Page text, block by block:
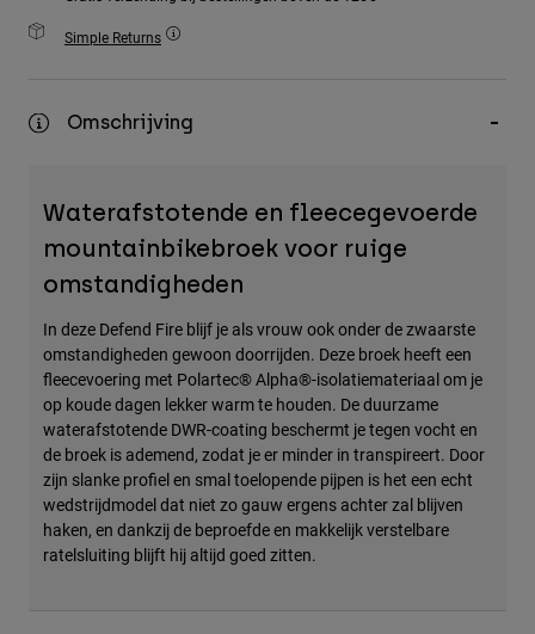
Accessories
Simple Returns
Omschrijving
Waterafstotende en fleecegevoerde
mountainbikebroek voor ruige
omstandigheden
In deze Defend Fire blijf je als vrouw ook onder de zwaarste
omstandigheden gewoon doorrijden. Deze broek heeft een
fleecevoering met Polartec® Alpha®-isolatiemateriaal om je
op koude dagen lekker warm te houden. De duurzame
waterafstotende DWR-coating beschermt je tegen vocht en
de broek is ademend, zodat je er minder in transpireert. Door
zijn slanke profiel en smal toelopende pijpen is het een echt
wedstrijdmodel dat niet zo gauw ergens achter zal blijven
haken, en dankzij de beproefde en makkelijk verstelbare
ratelsluiting blijft hij altijd goed zitten.